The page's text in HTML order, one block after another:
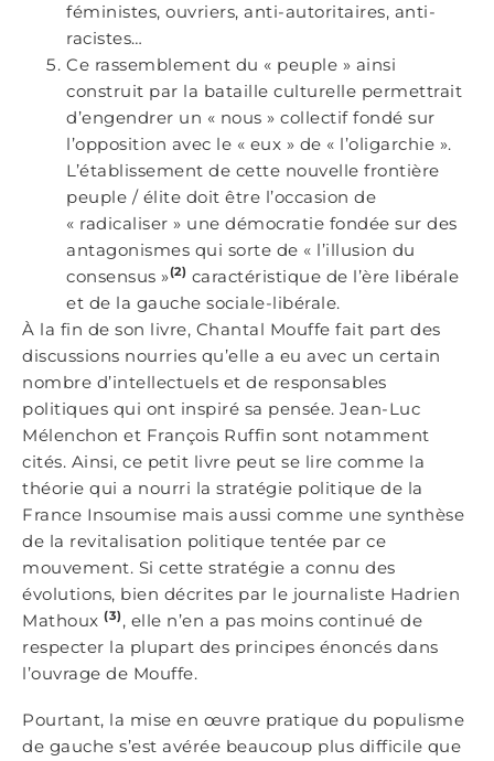
féministes, ouvriers, anti-autoritaires, anti-
racistes…
Ce rassemblement du « peuple » ainsi
construit par la bataille culturelle permettrait
d’engendrer un « nous » collectif fondé sur
l’opposition avec le « eux » de « l’oligarchie ».
L’établissement de cette nouvelle frontière
peuple / élite doit être l’occasion de
« radicaliser » une démocratie fondée sur des
antagonismes qui sorte de « l’illusion du
consensus »(2) caractéristique de l’ère libérale
et de la gauche sociale-libérale.
À la fin de son livre, Chantal Mouffe fait part des
discussions nourries qu’elle a eu avec un certain
nombre d’intellectuels et de responsables
politiques qui ont inspiré sa pensée. Jean-Luc
Mélenchon et François Ruffin sont notamment
cités. Ainsi, ce petit livre peut se lire comme la
théorie qui a nourri la stratégie politique de la
France Insoumise mais aussi comme une synthèse
de la revitalisation politique tentée par ce
mouvement. Si cette stratégie a connu des
évolutions, bien décrites par le journaliste Hadrien
Mathoux (3) , elle n’en a pas moins continué de
respecter la plupart des principes énoncés dans
l’ouvrage de Mouffe.
Pourtant, la mise en œuvre pratique du populisme
de gauche s’est avérée beaucoup plus difficile que